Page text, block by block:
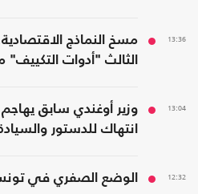
13:36
مسخ النماذج
الثالث "أدوات التكييف"
13:04
وزير أوغندي سابق
انتهاك للدستور
12:32 الوضع الصفري في